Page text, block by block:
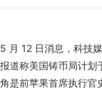
5 月 12 日消息，科技
报道称美国铸币局计划
角是前苹果首席执行官